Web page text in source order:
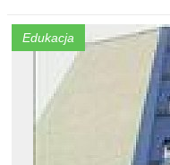
Edukacja